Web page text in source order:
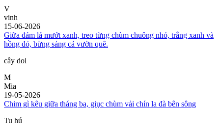
V
vinh
15-06-2026
Giữa đám lá mướt xanh, treo từng chùm chuông nhỏ, trắng xanh và
hồng đỏ, bừng sáng cả vườn quê.
cây doi
M
Mia
19-05-2026
Chim gì kêu giữa tháng ba, giục chùm vải chín la đà bên sông
Tu hú